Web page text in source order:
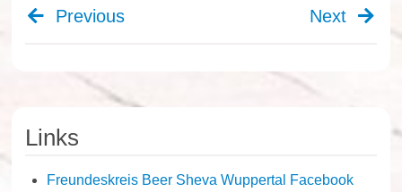
Beitragsnavigation
Previous Next
Links
Freundeskreis Beer Sheva Wuppertal Facebook